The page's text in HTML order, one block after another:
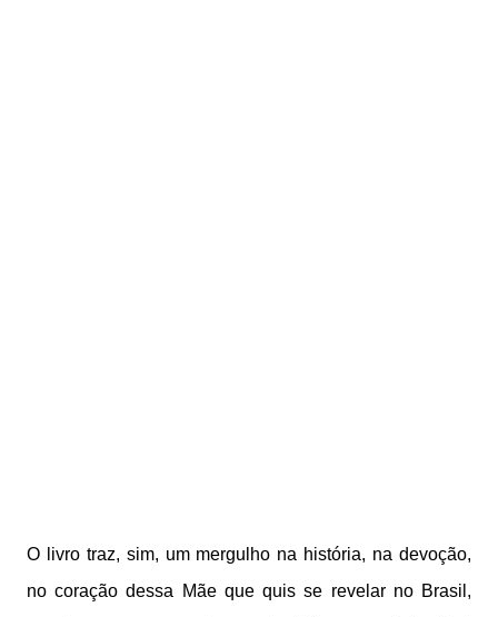
O livro traz, sim, um mergulho na história, na devoção,
no coração dessa Mãe que quis se revelar no Brasil,